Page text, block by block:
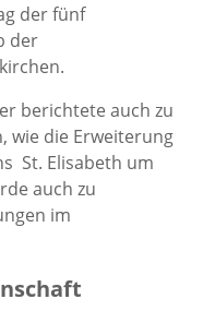
der fünf
der
berichtete auch zu
wie die Erweiterung
St. Elisabeth um
auch zu
im